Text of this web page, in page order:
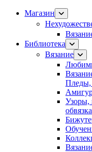
Магазин
Библиотека
Вязание
Пледы,
Узоры,